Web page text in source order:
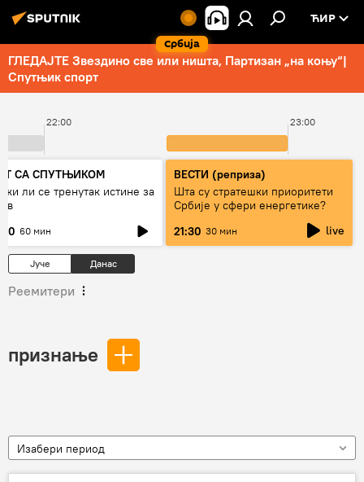
Србија
ЋИР
ГЛЕДАЈТЕ Звездино све или ништа, Партизан „на коњу“|
Спутњик спорт
22:00 23:00
СА СПУТЊИКОМ
ли се тренутак истине за
60 мин
ВЕСТИ (реприза)
Шта су стратешки приоритети
Србије у сфери енергетике?
21:30 30 мин live
Јуче Данас
Реемитери
признање
Изабери период